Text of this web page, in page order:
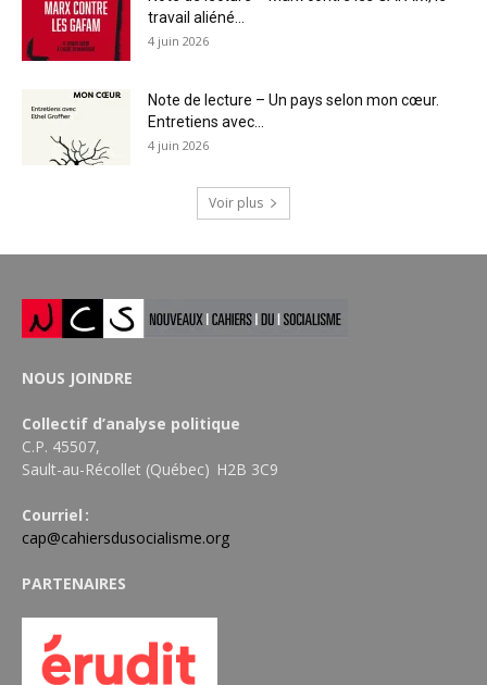
travail aliéné...
4 juin 2026
Note de lecture – Un pays selon mon cœur.
Entretiens avec...
4 juin 2026
Voir plus
NOUS JOINDRE
Collectif d’analyse politique
C.P. 45507,
Sault-au-Récollet (Québec) H2B 3C9
Courriel :
cap@cahiersdusocialisme.org
PARTENAIRES